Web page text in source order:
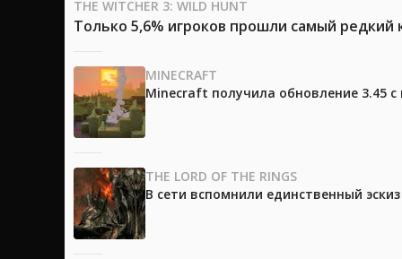
THE WITCHER 3: WILD HUNT
Только 5,6% игроков прошли самый редкий
MINECRAFT
Minecraft получила обновление 3.45
THE LORD OF THE RINGS
В сети вспомнили единственный